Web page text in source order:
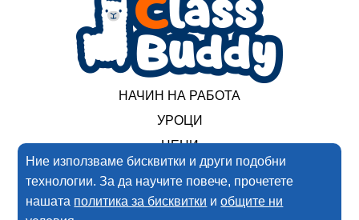
Ние използваме бисквитки и други подобни
технологии. За да научите повече, прочетете
нашата политика за бисквитки иобщите ни
НАЧИН НА РАБОТА
УРОЦИ
ЦЕНИ
2017-2025 Нимеро ООД. Всички права запазени